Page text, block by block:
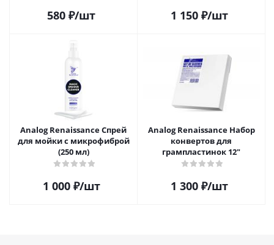
580 ₽/шт 1 150₽/шт
Analog Renaissance Спрей
для мойки с микрофиброй
(250 мл)
1 000₽/шт
Analog Renaissance Набор
конвертов для
грампластинок 12"
1 300₽/шт